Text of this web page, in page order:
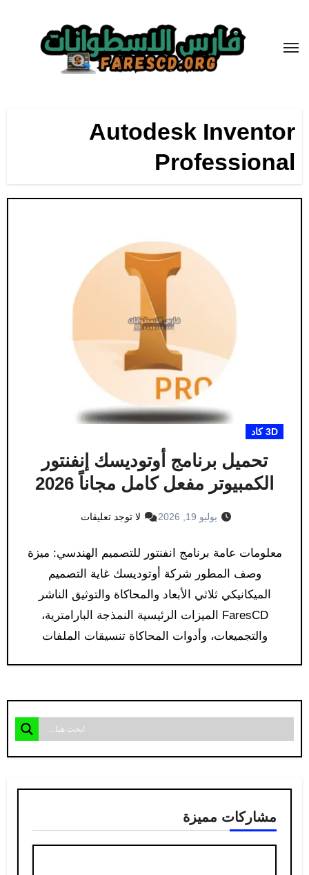
المحتوى
Autodesk Inventor
Professional
3D كاد
تحميل برنامج أوتوديسك إنفنتور
الكمبيوتر مفعل كامل مجاناً 2026
يوليو 19, 2026 لا توجد تعليقات
معلومات عامة برنامج انفنتور للتصميم الهندسي: ميزة
وصف المطور شركة أوتوديسك غاية التصميم
الميكانيكي ثلاثي الأبعاد والمحاكاة والتوثيق الناشر
FaresCD الميزات الرئيسية النمذجة البارامترية،
والتجميعات، وأدوات المحاكاة تنسيقات الملفات
مشاركات مميزة